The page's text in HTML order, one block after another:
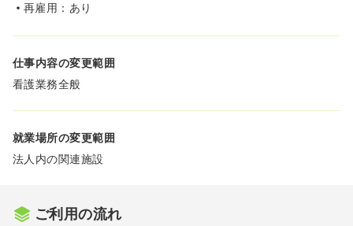
再雇用：あり
仕事内容の変更範囲
看護業務全般
就業場所の変更範囲
法人内の関連施設
ご利用の流れ